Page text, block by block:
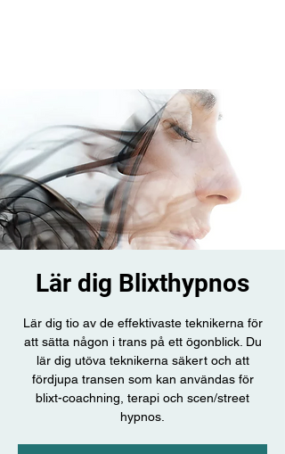
Lär dig Blixthypnos
Lär dig tio av de effektivaste teknikerna för
att sätta någon i trans på ett ögonblick. Du
lär dig utöva teknikerna säkert och att
fördjupa transen som kan användas för
blixt-coachning, terapi och scen/street
hypnos.